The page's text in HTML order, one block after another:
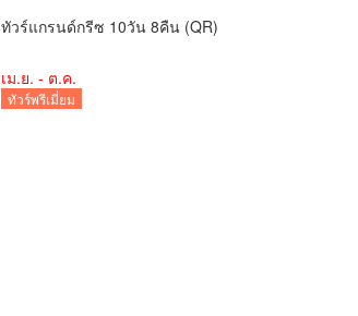
ทัวร์แกรนด์กรีซ 10วัน 8คืน (QR)
เม.ย. - ต.ค.
ทัวร์พรีเมี่ยม